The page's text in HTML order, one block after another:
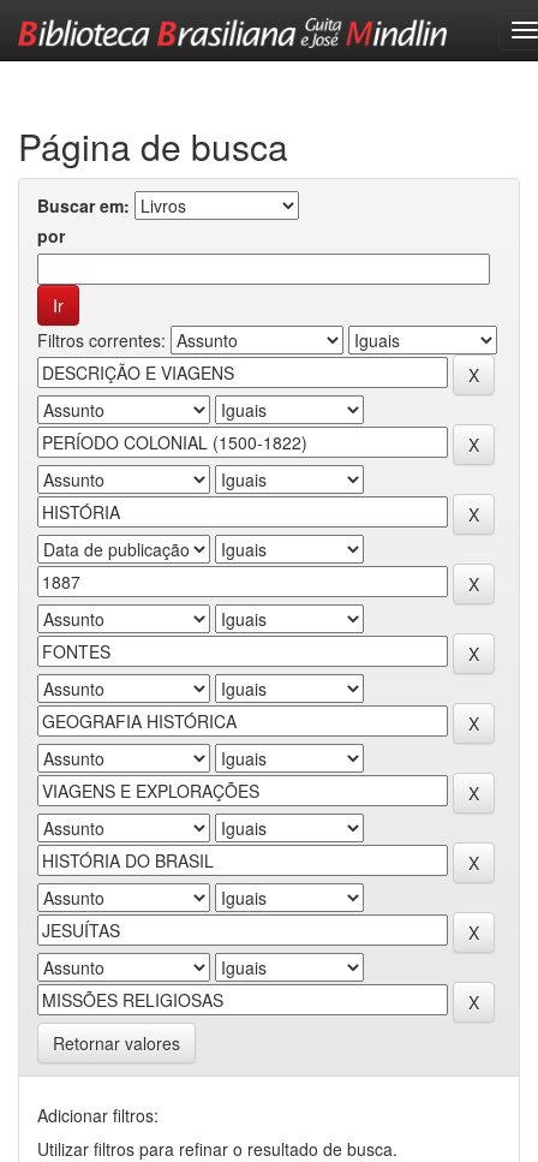
Página de busca
Buscar em:
por
Filtros correntes:
Retornar valores
Adicionar filtros:
Utilizar filtros para refinar o resultado de busca.